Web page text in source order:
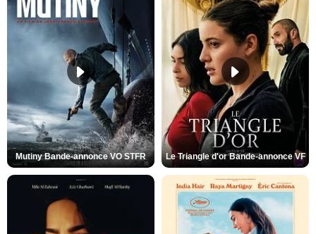
Mutiny Bande-annonce VO STFR Le Triangle d'or Bande-annonce VF